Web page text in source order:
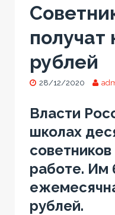
получат
рублей
28/12/2020
Власти
школах
работе. Им
рублей.